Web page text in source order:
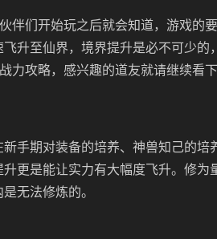
伴们开始玩之后就会知道，游戏的
升至仙界，境界提升是必不可少的
力攻略，感兴趣的道友就请继续看下
手期对装备的培养、神兽知己的培
更是能让实力有大幅度飞升。修为
无法修炼的。